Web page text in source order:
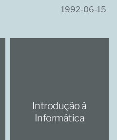
1992-06-15
Introdução à
Informática